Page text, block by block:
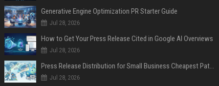
Generative Engine Optimization PR Starter Guide
Jul 28, 2026
How to Get Your Press Release Cited in Google AI Overviews
Jul 28, 2026
Press Release Distribution for Small Business Cheapest Path to Real Coverage
Jul 28, 2026